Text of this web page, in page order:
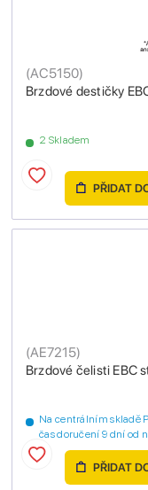
Brzdové destičky
(AC5150)
2 Skladem
PŘIDAT
Brzdové čelisti EBC
(AE7215)
Na centrálním skladě
čas doručení 9 dní od
PŘIDAT